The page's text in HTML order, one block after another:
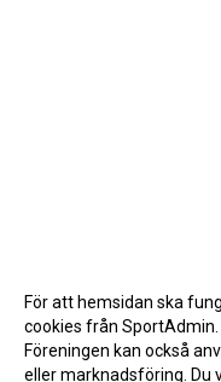
För att hemsidan ska
cookies från
Föreningen kan också
eller marknadsföring. Du